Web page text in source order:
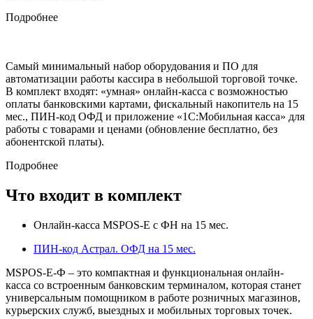
Подробнее
Самый минимальный набор оборудования и ПО для
автоматизации работы кассира в небольшой торговой точке.
В комплект входят: «умная» онлайн-касса с возможностью
оплаты банковскими картами, фискальный накопитель на 15
мес., ПИН-код ОФД и приложение «1С:Мобильная касса» для
работы с товарами и ценами (обновление бесплатно, без
абонентской платы).
Подробнее
Что входит в комплект
Онлайн-касса MSPOS-Е с ФН на 15 мес.
ПИН-код Астрал. ОФД на 15 мес.
MSPOS-E-Ф – это компактная и функциональная онлайн-
касса со встроенным банковским терминалом, которая станет
универсальным помощником в работе розничных магазинов,
курьерских служб, выездных и мобильных торговых точек.